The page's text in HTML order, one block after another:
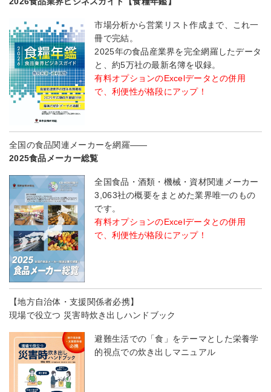
市場分析から営業リスト作成まで、これ一
冊で完結。
2025年の食品産業界を完全網羅したデータ
と、約5万社の最新名簿を収録。
有料オプションのExcelデータとの併用
で、利便性が格段にアップ！
全国の食品関連メーカーを網羅――
2025食品メーカー総覧
全国食品・酒類・機械・資材関連メーカー
3,063社の概要をまとめた業界唯一のもの
です。
有料オプションのExcelデータとの併用
で、利便性が格段にアップ！
【地方自治体・支援関係者必携】
現場で役立つ 災害時炊き出しハンドブック
避難生活での「食」をテーマとした栄養学
的視点での炊き出しマニュアル